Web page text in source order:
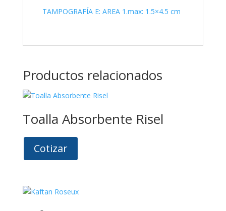
TAMPOGRAFÍA E: AREA 1.max: 1.5×4.5 cm
Productos relacionados
Toalla Absorbente Risel
Cotizar